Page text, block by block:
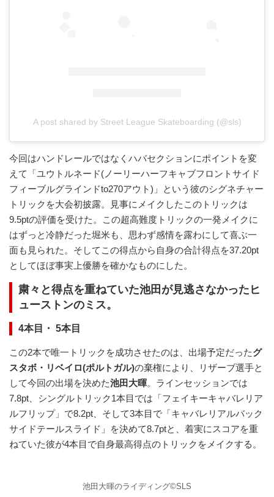
A post shared by Street League Skateboarding (@sls)
今回はハンドレールではなくハバセクションにポイントを変
えて「ユウトルネード(ノーリーハーフキャブフロントサイド
フィーブルグラインドto270アウト)」という彼のシグネチャー
トリックを大会初披露。見事にメイクしたこのトリックは
9.5ptの評価を受けた。この超高難度トリックの一発メイクに
はずっと冷静だった堀米も、思わず感情を露わにして喜ぶ一
面も見られた。そしてこの得点から自身の合計得点を37.20pt
としてほぼ事実上優勝を確かなものにした。
粛々と得点を重ねていた池田が見逃さなかったヒ
ューストンのミス。
4本目・ 5本目
この2本で唯一トリックを成功させたのは、出場予定だったグ
スタボ・リベイロ(ポルトガル)の棄権により、リザーブ選手と
して今回の出場を決めた池田大暉。ラインセッションでは
7.8pt、シングルトリック1本目では「フェイキーキャバレリア
ルフリップ」で8.2pt、そして3本目で「キャバレリアルバック
サイドテールスライド」を決めて8.7ptと、着実にスコアを重
ねていた彼が4本目で自身最高得点のトリックをメイクする。
池田大暉のライディング©︎SLS